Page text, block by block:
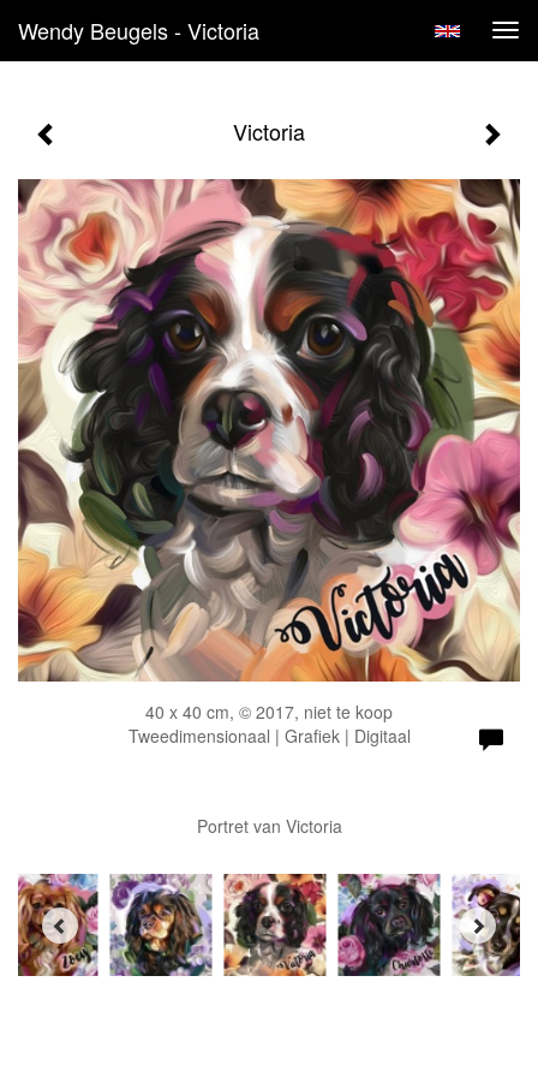
Wendy Beugels - Victoria
Victoria
40 x 40 cm, © 2017, niet te koop
Tweedimensionaal | Grafiek | Digitaal
Portret van Victoria